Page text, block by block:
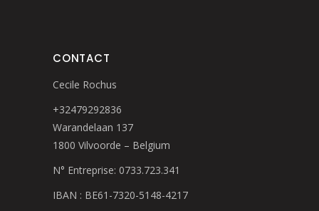
CONTACT
Cecile Rochus
+32479292836
Warandelaan 137
1800 Vilvoorde – Belgium
N° Entreprise: 0733.723.341
IBAN : BE61-7320-5148-4217